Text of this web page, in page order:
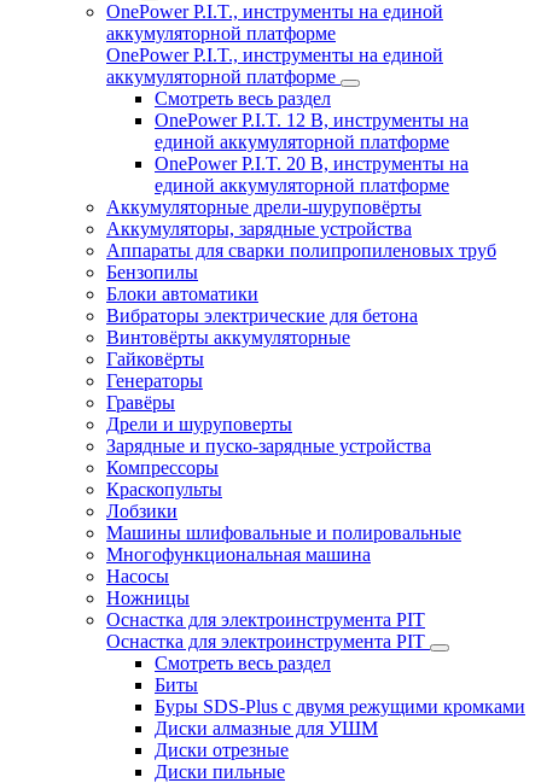
OnePower P.I.T., инструменты на единой
аккумуляторной платформе
OnePower P.I.T., инструменты на единой
аккумуляторной платформе
Смотреть весь раздел
OnePower P.I.T. 12 В, инструменты на
единой аккумуляторной платформе
OnePower P.I.T. 20 В, инструменты на
единой аккумуляторной платформе
Аккумуляторные дрели-шуруповёрты
Аккумуляторы, зарядные устройства
Аппараты для сварки полипропиленовых труб
Бензопилы
Блоки автоматики
Вибраторы электрические для бетона
Винтовёрты аккумуляторные
Гайковёрты
Генераторы
Гравёры
Дрели и шуруповерты
Зарядные и пуско-зарядные устройства
Компрессоры
Краскопульты
Лобзики
Машины шлифовальные и полировальные
Многофункциональная машина
Насосы
Ножницы
Оснастка для электроинструмента PIT
Оснастка для электроинструмента PIT
Смотреть весь раздел
Биты
Буры SDS-Plus c двумя режущими кромками
Диски алмазные для УШМ
Диски отрезные
Диски пильные